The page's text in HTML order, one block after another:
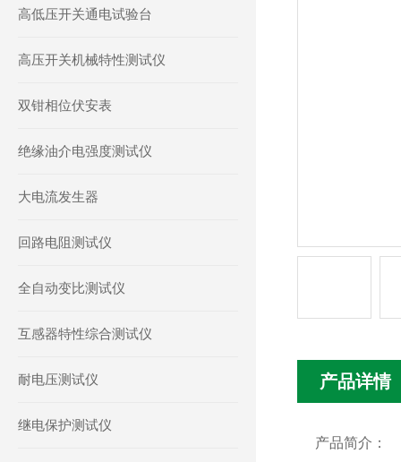
高低压开关通电试验台
高压开关机械特性测试仪
双钳相位伏安表
绝缘油介电强度测试仪
大电流发生器
回路电阻测试仪
全自动变比测试仪
互感器特性综合测试仪
耐电压测试仪
继电保护测试仪
产品详情
产品简介：